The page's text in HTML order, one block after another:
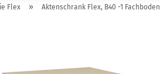
Flex » Aktenschrank Flex, B40 -1 Fachboden